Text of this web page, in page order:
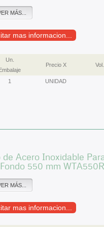
MÁS...
mas informacion...
Un.
Precio X Vol.
1 UNIDAD
de Acero Inoxidable
550 mm
MÁS...
mas informacion...